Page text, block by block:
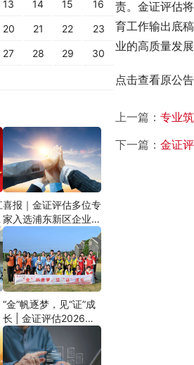
责。金证评估
育工作输出底
业的高质量发
点击查看原公
上一篇： 专业
下一篇： 金证
13 14 15 16
20 21 22 23
27 28 29 30
喜报｜金证评估多位专
家入选浦东新区企业国
有资产评估评审专家库
“金”帆逐梦，见“证”成
长 | 金证评估2026年
新员工培训圆满收官